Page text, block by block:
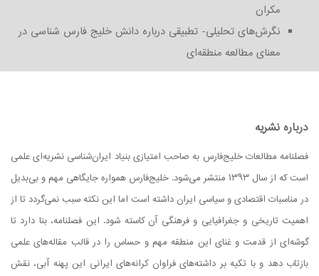
مکران
نگرش‌های تحلیلی- تطبیقی درباره دانش خلیج فارس شناسی در
معنای مطالعه منطقه‌ای
درباره نشریه
فصلنامه مطالعات خلیج‌فارس به صاحب امتیازی بنیاد ایران‌شناسی نشریه‌ای علمی
است که از سال ۱۳۹۳ منتشر می‌شود. خلیج‌فارس همواره جایگاهی مهم و بی‌بدیل
در مناسبات اقتصادی و سیاسی ایران داشته است اما این نكته سبب نمی‌گردد تا از
اهمیت تاریخی و جغرافیایی و فرهنگی آن كاسته شود. این فصلنامه، بنا دارد تا
گوشه‌ای از قدمت و غنای این منطقه مهم و حساس را در قالب مقاله‌های علمی
بازتاب دهد و با تكیه بر داشته‌های فراوان كرانه‌های ایرانی این پهنه آبی، نقش